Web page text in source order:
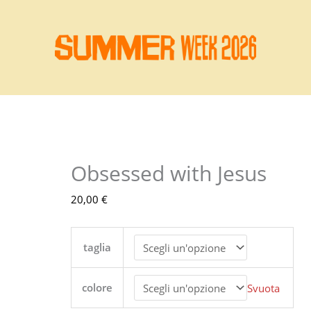
Obsessed with Jesus
20,00 €
taglia
colore Svuota
Obsessed
Jesus
quantità